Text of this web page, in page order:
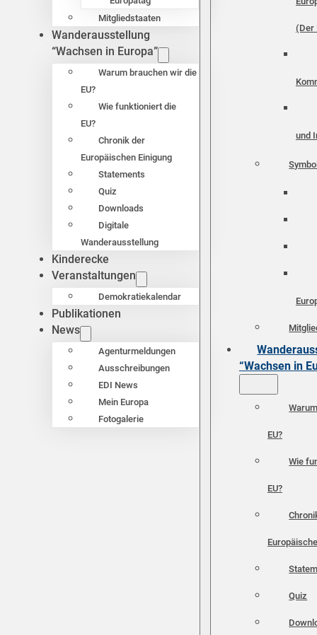
Mitgliedstaaten
Wanderausstellung
“Wachsen in Europa”
Warum brauchen wir die
EU?
Wie funktioniert die
EU?
Chronik der
Europäischen Einigung
Statements
Quiz
Downloads
Digitale
Wanderausstellung
Kinderecke
Veranstaltungen
Demokratiekalendar
Publikationen
News
Agenturmeldungen
Ausschreibungen
EDI News
Mein Europa
Fotogalerie
(Der
und
“Wachsen in
EU?
Wie
EU?
Quiz